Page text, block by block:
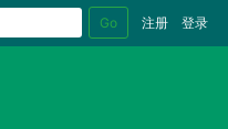
Go 注册 登录